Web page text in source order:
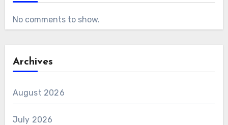
No comments to show.
Archives
August 2026
July 2026